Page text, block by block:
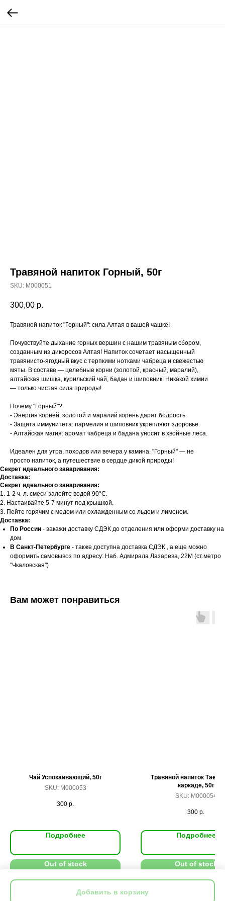
Травяной напиток Горный, 50г
SKU: M000051
300,00 р.
Добавить в корзину
Травяной напиток "Горный": сила Алтая в вашей чашке!
Почувствуйте дыхание горных вершин с нашим травяным сбором,
созданным из дикоросов Алтая! Напиток сочетает насыщенный
травянисто-ягодный вкус с терпкими нотками чабреца и свежестью
мяты. В составе — целебные корни (золотой, красный, маралий),
алтайская шишка, курильский чай, бадан и шиповник. Никакой химии
— только чистая сила природы!
Почему "Горный"?
- Энергия корней: золотой и маралий корень дарят бодрость.
- Защита иммунитета: пармелия и шиповник укрепляют здоровье.
- Алтайская магия: аромат чабреца и бадана уносит в хвойные леса.
Идеален для утра, походов или вечера у камина. "Горный" — не
просто напиток, а путешествие в сердце дикой природы!
Секрет идеального заваривания:
Доставка:
Секрет идеального заваривания:
1. 1-2 ч. л. смеси залейте водой 90°C.
2. Настаивайте 5-7 минут под крышкой.
3. Пейте горячим с медом или охлажденным со льдом и лимоном.
Доставка:
По России - закажи доставку СДЭК до отделения или оформи доставку на
дом
В Санкт-Петербурге - также доступна доставка СДЭК , а еще можно
оформить самовывоз по адресу: Наб. Адмирала Лазарева, 22М (ст.метро
"Чкаловская")
Вам может понравиться
Чай Успокаивающий, 50г
SKU: M000053
300 р.
Подробнее
Out of stock
Травяной напиток
каркаде, 50г
SKU: M000054
300 р.
Подробнее
Out of stock